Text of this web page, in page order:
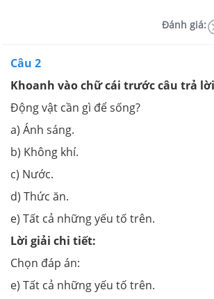
Đánh giá:
Câu 2
Khoanh vào chữ cái trước câu trả
Động vật cần gì để sống?
a) Ánh sáng.
b) Không khí.
c) Nước.
d) Thức ăn.
e) Tất cả những yếu tố trên.
Lời giải chi tiết:
Chọn đáp án:
e) Tất cả những yếu tố trên.